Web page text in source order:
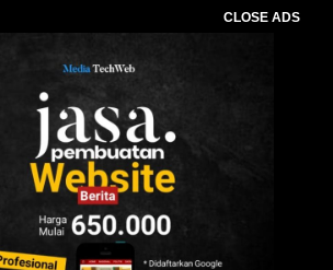
CLOSE ADS